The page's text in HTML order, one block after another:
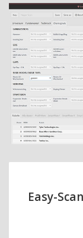
Easy-